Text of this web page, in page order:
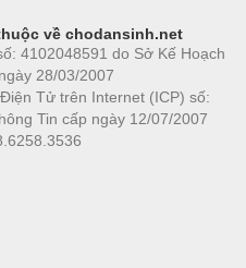
về chodansinh.net
4102048591 do Sở Kế Hoạch
28/03/2007
Tử trên Internet (ICP) số:
Tin cấp ngày 12/07/2007